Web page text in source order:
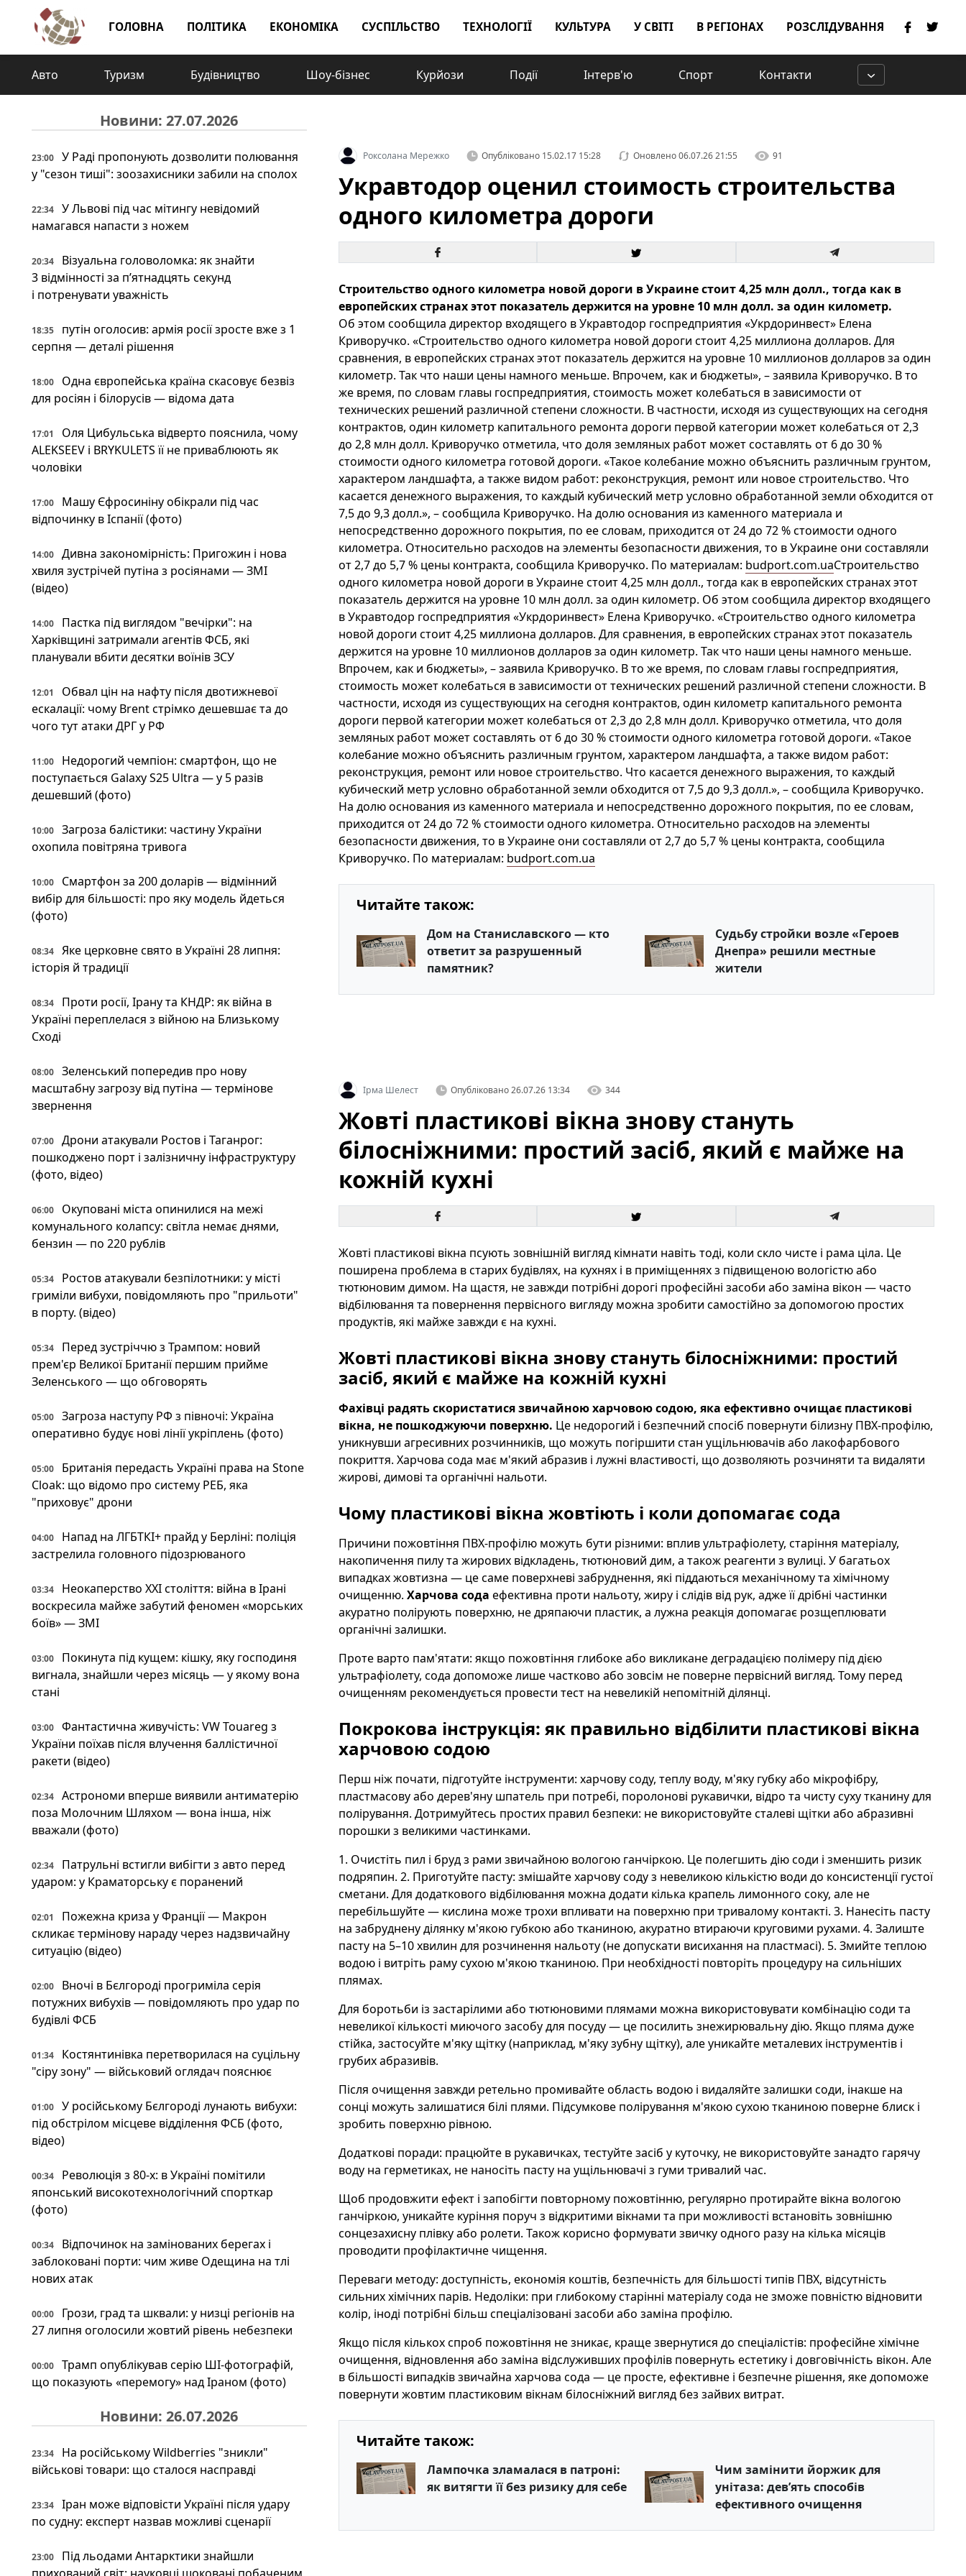
ГОЛОВНА ПОЛІТИКА ЕКОНОМІКА СУСПІЛЬСТВО ТЕХНОЛОГІЇ КУЛЬТУРА У СВІТІ В РЕГІОНАХ РОЗСЛІДУВАННЯ
Авто Туризм Будівництво Шоу-бізнес Курйози Події Інтерв'ю Спорт Контакти
Новини: 27.07.2026
23:00
У Раді пропонують дозволити полювання
у "сезон тиші": зоозахисники забили на сполох
22:34
У Львові під час мітингу невідомий
намагався напасти з ножем
20:34
Візуальна головоломка: як знайти
3 відмінності за п’ятнадцять секунд
і потренувати уважність
18:35
путін оголосив: армія росії зросте вже з 1
серпня — деталі рішення
18:00
Одна європейська країна скасовує безвіз
для росіян і білорусів — відома дата
17:01
Оля Цибульська відверто пояснила, чому
ALEKSEEV і BRYKULETS її не приваблюють як
чоловіки
17:00
Машу Єфросиніну обікрали під час
відпочинку в Іспанії (фото)
14:00
Дивна закономірність: Пригожин і нова
хвиля зустрічей путіна з росіянами — ЗМІ
(відео)
14:00
Пастка під виглядом "вечірки": на
Харківщині затримали агентів ФСБ, які
планували вбити десятки воїнів ЗСУ
12:01
Обвал цін на нафту після двотижневої
ескалації: чому Brent стрімко дешевшає та до
чого тут атаки ДРГ у РФ
11:00
Недорогий чемпіон: смартфон, що не
поступається Galaxy S25 Ultra — у 5 разів
дешевший (фото)
10:00
Загроза балістики: частину України
охопила повітряна тривога
10:00
Смартфон за 200 доларів — відмінний
вибір для більшості: про яку модель йдеться
(фото)
08:34
Яке церковне свято в Україні 28 липня:
історія й традиції
08:34
Проти росії, Ірану та КНДР: як війна в
Україні переплелася з війною на Близькому
Сході
08:00
Зеленський попередив про нову
масштабну загрозу від путіна — термінове
звернення
07:00
Дрони атакували Ростов і Таганрог:
пошкоджено порт і залізничну інфраструктуру
(фото, відео)
06:00
Окуповані міста опинилися на межі
комунального колапсу: світла немає днями,
бензин — по 220 рублів
05:34
Ростов атакували безпілотники: у місті
гриміли вибухи, повідомляють про "прильоти"
в порту. (відео)
05:34
Перед зустріччю з Трампом: новий
прем'єр Великої Британії першим прийме
Зеленського — що обговорять
05:00
Загроза наступу РФ з півночі: Україна
оперативно будує нові лінії укріплень (фото)
05:00
Британія передасть Україні права на Stone
Cloak: що відомо про систему РЕБ, яка
"приховує" дрони
04:00
Напад на ЛГБТКІ+ прайд у Берліні: поліція
застрелила головного підозрюваного
03:34
Неокаперство XXI століття: війна в Ірані
воскресила майже забутий феномен «морських
боїв» — ЗМІ
03:00
Покинута під кущем: кішку, яку господиня
вигнала, знайшли через місяць — у якому вона
стані
03:00
Фантастична живучість: VW Touareg з
України поїхав після влучення баллістичної
ракети (відео)
02:34
Астрономи вперше виявили антиматерію
поза Молочним Шляхом — вона інша, ніж
вважали (фото)
02:34
Патрульні встигли вибігти з авто перед
ударом: у Краматорську є поранений
02:01
Пожежна криза у Франції — Макрон
скликає термінову нараду через надзвичайну
ситуацію (відео)
02:00
Вночі в Бєлгороді прогриміла серія
потужних вибухів — повідомляють про удар по
будівлі ФСБ
01:34
Костянтинівка перетворилася на суцільну
"сіру зону" — військовий оглядач пояснює
01:00
У російському Бєлгороді лунають вибухи:
під обстрілом місцеве відділення ФСБ (фото,
відео)
00:34
Революція з 80-х: в Україні помітили
японський високотехнологічний спорткар
(фото)
00:34
Відпочинок на замінованих берегах і
заблоковані порти: чим живе Одещина на тлі
нових атак
00:00
Грози, град та шквали: у низці регіонів на
27 липня оголосили жовтий рівень небезпеки
00:00
Трамп опублікував серію ШІ-фотографій,
що показують «перемогу» над Іраном (фото)
Новини: 26.07.2026
23:34
На російському Wildberries "зникли"
військові товари: що сталося насправді
23:34
Іран може відповісти Україні після удару
по судну: експерт назвав можливі сценарії
23:00
Під льодами Антарктики знайшли
Роксолана Мережко Опубліковано15.02.17 15:28 Оновлено06.07.26 21:55 91
Укравтодор оценил стоимость строительства
одного километра дороги
Строительство одного километра новой дороги в Украине стоит 4,25 млн долл., тогда как в
европейских странах этот показатель держится на уровне 10 млн долл. за один километр.
Об этом сообщила директор входящего в Укравтодор госпредприятия «Укрдоринвест» Елена
Криворучко. «Строительство одного километра новой дороги стоит 4,25 миллиона долларов. Для
сравнения, в европейских странах этот показатель держится на уровне 10 миллионов долларов за один
километр. Так что наши цены намного меньше. Впрочем, как и бюджеты», – заявила Криворучко. В то
же время, по словам главы госпредприятия, стоимость может колебаться в зависимости от
технических решений различной степени сложности. В частности, исходя из существующих на сегодня
контрактов, один километр капитального ремонта дороги первой категории может колебаться от 2,3
до 2,8 млн долл. Криворучко отметила, что доля земляных работ может составлять от 6 до 30 %
стоимости одного километра готовой дороги. «Такое колебание можно объяснить различным грунтом,
характером ландшафта, а также видом работ: реконструкция, ремонт или новое строительство. Что
касается денежного выражения, то каждый кубический метр условно обработанной земли обходится от
7,5 до 9,3 долл.», – сообщила Криворучко. На долю основания из каменного материала и
непосредственно дорожного покрытия, по ее словам, приходится от 24 до 72 % стоимости одного
километра. Относительно расходов на элементы безопасности движения, то в Украине они составляли
от 2,7 до 5,7 % цены контракта, сообщила Криворучко. По материалам: budport.com.uaСтроительство
одного километра новой дороги в Украине стоит 4,25 млн долл., тогда как в европейских странах этот
показатель держится на уровне 10 млн долл. за один километр. Об этом сообщила директор входящего
в Укравтодор госпредприятия «Укрдоринвест» Елена Криворучко. «Строительство одного километра
новой дороги стоит 4,25 миллиона долларов. Для сравнения, в европейских странах этот показатель
держится на уровне 10 миллионов долларов за один километр. Так что наши цены намного меньше.
Впрочем, как и бюджеты», – заявила Криворучко. В то же время, по словам главы госпредприятия,
стоимость может колебаться в зависимости от технических решений различной степени сложности. В
частности, исходя из существующих на сегодня контрактов, один километр капитального ремонта
дороги первой категории может колебаться от 2,3 до 2,8 млн долл. Криворучко отметила, что доля
земляных работ может составлять от 6 до 30 % стоимости одного километра готовой дороги. «Такое
колебание можно объяснить различным грунтом, характером ландшафта, а также видом работ:
реконструкция, ремонт или новое строительство. Что касается денежного выражения, то каждый
кубический метр условно обработанной земли обходится от 7,5 до 9,3 долл.», – сообщила Криворучко.
На долю основания из каменного материала и непосредственно дорожного покрытия, по ее словам,
приходится от 24 до 72 % стоимости одного километра. Относительно расходов на элементы
безопасности движения, то в Украине они составляли от 2,7 до 5,7 % цены контракта, сообщила
Криворучко. По материалам: budport.com.ua
Читайте також:
Дом на Станиславского — кто
ответит за разрушенный
памятник?
Судьбу стройки возле «Героев
Днепра» решили местные
жители
Ірма Шелест Опубліковано26.07.26 13:34 344
Жовті пластикові вікна знову стануть
білосніжними: простий засіб, який є майже на
кожній кухні
Жовті пластикові вікна псують зовнішній вигляд кімнати навіть тоді, коли скло чисте і рама ціла. Це
поширена проблема в старих будівлях, на кухнях і в приміщеннях з підвищеною вологістю або
тютюновим димом. На щастя, не завжди потрібні дорогі професійні засоби або заміна вікон — часто
відбілювання та повернення первісного вигляду можна зробити самостійно за допомогою простих
продуктів, які майже завжди є на кухні.
Жовті пластикові вікна знову стануть білосніжними: простий
засіб, який є майже на кожній кухні
Фахівці радять скористатися звичайною харчовою содою, яка ефективно очищає пластикові
вікна, не пошкоджуючи поверхню. Це недорогий і безпечний спосіб повернути білизну ПВХ-профілю,
уникнувши агресивних розчинників, що можуть погіршити стан ущільнювачів або лакофарбового
покриття. Харчова сода має м'який абразив і лужні властивості, що дозволяють розчиняти та видаляти
жирові, димові та органічні нальоти.
Чому пластикові вікна жовтіють і коли допомагає сода
Причини пожовтіння ПВХ-профілю можуть бути різними: вплив ультрафіолету, старіння матеріалу,
накопичення пилу та жирових відкладень, тютюновий дим, а також реагенти з вулиці. У багатьох
випадках жовтизна — це саме поверхневі забруднення, які піддаються механічному та хімічному
очищенню. Харчова сода ефективна проти нальоту, жиру і слідів від рук, адже її дрібні частинки
акуратно полірують поверхню, не дряпаючи пластик, а лужна реакція допомагає розщеплювати
органічні залишки.
Проте варто пам'ятати: якщо пожовтіння глибоке або викликане деградацією полімеру під дією
ультрафіолету, сода допоможе лише частково або зовсім не поверне первісний вигляд. Тому перед
очищенням рекомендується провести тест на невеликій непомітній ділянці.
Покрокова інструкція: як правильно відбілити пластикові вікна
харчовою содою
Перш ніж почати, підготуйте інструменти: харчову соду, теплу воду, м'яку губку або мікрофібру,
пластмасову або дерев'яну шпатель при потребі, поролонові рукавички, відро та чисту суху тканину для
полірування. Дотримуйтесь простих правил безпеки: не використовуйте сталеві щітки або абразивні
порошки з великими частинками.
1. Очистіть пил і бруд з рами звичайною вологою ганчіркою. Це полегшить дію соди і зменшить ризик
подряпин. 2. Приготуйте пасту: змішайте харчову соду з невеликою кількістю води до консистенції густої
сметани. Для додаткового відбілювання можна додати кілька крапель лимонного соку, але не
перебільшуйте — кислина може трохи впливати на поверхню при тривалому контакті. 3. Нанесіть пасту
на забруднену ділянку м'якою губкою або тканиною, акуратно втираючи круговими рухами. 4. Залиште
пасту на 5–10 хвилин для розчинення нальоту (не допускати висихання на пластмасі). 5. Змийте теплою
водою і витріть раму сухою м'якою тканиною. При необхідності повторіть процедуру на сильніших
плямах.
Для боротьби із застарілими або тютюновими плямами можна використовувати комбінацію соди та
невеликої кількості миючого засобу для посуду — це посилить знежирювальну дію. Якщо пляма дуже
стійка, застосуйте м'яку щітку (наприклад, м'яку зубну щітку), але уникайте металевих інструментів і
грубих абразивів.
Після очищення завжди ретельно промивайте область водою і видаляйте залишки соди, інакше на
сонці можуть залишатися білі плями. Підсумкове полірування м'якою сухою тканиною поверне блиск і
зробить поверхню рівною.
Додаткові поради: працюйте в рукавичках, тестуйте засіб у куточку, не використовуйте занадто гарячу
воду на герметиках, не наносіть пасту на ущільнювачі з гуми тривалий час.
Щоб продовжити ефект і запобігти повторному пожовтінню, регулярно протирайте вікна вологою
ганчіркою, уникайте куріння поруч з відкритими вікнами та при можливості встановіть зовнішню
сонцезахисну плівку або ролети. Також корисно формувати звичку одного разу на кілька місяців
проводити профілактичне чищення.
Переваги методу: доступність, економія коштів, безпечність для більшості типів ПВХ, відсутність
сильних хімічних парів. Недоліки: при глибокому старінні матеріалу сода не зможе повністю відновити
колір, іноді потрібні більш спеціалізовані засоби або заміна профілю.
Якщо після кількох спроб пожовтіння не зникає, краще звернутися до спеціалістів: професійне хімічне
очищення, відновлення або заміна відслуживших профілів повернуть естетику і довговічність вікон. Але
в більшості випадків звичайна харчова сода — це просте, ефективне і безпечне рішення, яке допоможе
повернути жовтим пластиковим вікнам білосніжний вигляд без зайвих витрат.
Читайте також:
Лампочка зламалася в патроні:
як витягти її без ризику для себе
Чим замінити йоржик для
унітаза: дев’ять способів
ефективного очищення